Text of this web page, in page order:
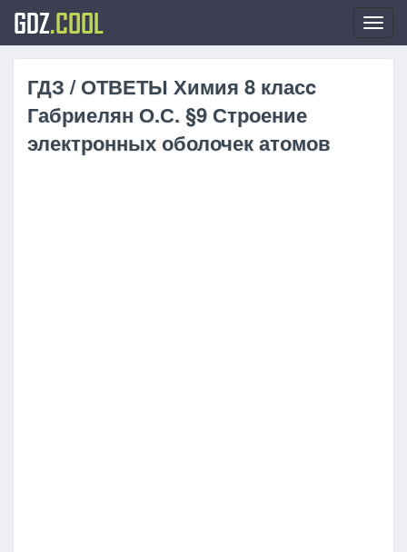
GDZ.COOL
ГДЗ / ОТВЕТЫ Химия 8 класc
Габриелян О.С. §9 Строение
электронных оболочек атомов